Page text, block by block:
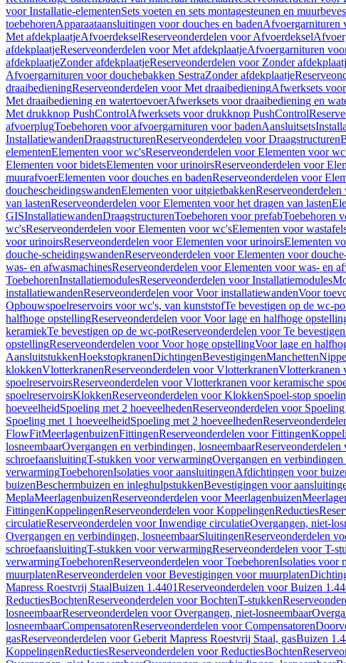
voor Installatie-elementenSets voeten en sets montagesteunen en
toebehorenApparaataansluitingen voor douches en badenAfvoergarnituren
Met afdekplaatjeAfvoerdekselReserveonderdelen voor Afvoerdeksel
afdekplaatjeReserveonderdelen voor Met afdekplaatjeAfvoergarnituren
afdekplaatjeZonder afdekplaatjeReserveonderdelen voor Zonder
Afvoergarnituren voor douchebakken SestraZonder afdekplaatje
draaibedieningReserveonderdelen voor Met draaibedieningAfwerksets
Met draaibediening en watertoevoerAfwerksets voor draaibediening en
Met drukknop PushControlAfwerksets voor drukknop PushControl
afvoerplugToebehoren voor afvoergarnituren voor badenAansluitsets
InstallatiewandenDraagstructurenReserveonderdelen voor Draagstructuren
elementenElementen voor wc'sReserveonderdelen voor Elementen voor
Elementen voor bidetsElementen voor urinoirsReserveonderdelen voor
muurafvoerElementen voor douches en badenReserveonderdelen voor
douchescheidingswandenElementen voor uitgietbakken
van lastenReserveonderdelen voor Elementen voor het dragen van lasten
GISInstallatiewandenDraagstructurenToebehoren voor prefabToebehoren
wc'sReserveonderdelen voor Elementen voor wc'sElementen voor
voor urinoirsReserveonderdelen voor Elementen voor urinoirsElementen
douche-scheidingswandenReserveonderdelen voor Elementen voor
was- en afwasmachinesReserveonderdelen voor Elementen voor was- en
ToebehorenInstallatiemodulesReserveonderdelen voor Installatiemodules
installatiewandenReserveonderdelen voor Voor installatiewandenVoor
Opbouwspoelreservoirs voor wc's, van kunststofTe bevestigen op de wc-
halfhoge opstellingReserveonderdelen voor Voor lage en halfhoge
keramiekTe bevestigen op de wc-potReserveonderdelen voor Te
opstellingReserveonderdelen voor Voor hoge opstellingVoor lage en
AansluitstukkenHoekstopkranenDichtingenBevestigingenManchetten
klokkenVlotterkranenReserveonderdelen voor VlotterkranenVlotterkranen
spoelreservoirsReserveonderdelen voor Vlotterkranen voor keramische
spoelreservoirsKlokkenReserveonderdelen voor KlokkenSpoel-stop
hoeveelheidSpoeling met 2 hoeveelhedenReserveonderdelen voor
Spoeling met 1 hoeveelheidSpoeling met 2 hoeveelheden
FlowFitMeerlagenbuizenFittingenReserveonderdelen voor Fittingen
losneembaarOvergangen en verbindingen, losneembaar
schroefaansluitingT-stukken voor verwarmingOvergangen en
verwarmingToebehorenIsolaties voor aansluitingenAfdichtingen voor
buizenBeschermbuizen en inleghulpstukkenBevestigingen voor
MeplaMeerlagenbuizenReserveonderdelen voor Meerlagenbuizen
FittingenKoppelingenReserveonderdelen voor KoppelingenReducties
circulatieReserveonderdelen voor Inwendige circulatieOvergangen, niet-
Overgangen en verbindingen, losneembaarSluitingenReserveonderdelen
schroefaansluitingT-stukken voor verwarmingReserveonderdelen voor T-
verwarmingToebehorenReserveonderdelen voor ToebehorenIsolaties voor
muurplatenReserveonderdelen voor Bevestigingen voor muurplaten
Mapress Roestvrij StaalBuizen 1.4401Reserveonderdelen voor Buizen
ReductiesBochtenReserveonderdelen voor BochtenT-stukken
losneembaarReserveonderdelen voor Overgangen, niet-losneembaar
losneembaarCompensatorenReserveonderdelen voor Compensatoren
gasReserveonderdelen voor Geberit Mapress Roestvrij Staal, gasBuizen
KoppelingenReductiesReserveonderdelen voor ReductiesBochten